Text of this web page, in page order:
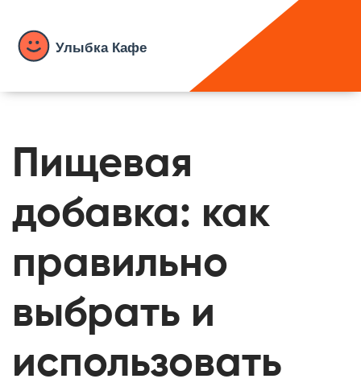
Пищевая
добавка: как
правильно
выбрать и
использовать